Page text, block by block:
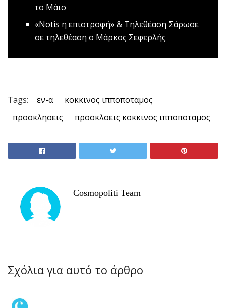
το Μάιο
«Notis η επιστροφή» & Τηλεθέαση Σάρωσε
σε τηλεθέαση ο Μάρκος Σεφερλής
Tags: εν-α
κοκκινος ιπποποταμος
προσκλησεις
προσκλσεις κοκκινος ιπποποταμος
Cosmopoliti Team
Σχόλια για αυτό το άρθρο